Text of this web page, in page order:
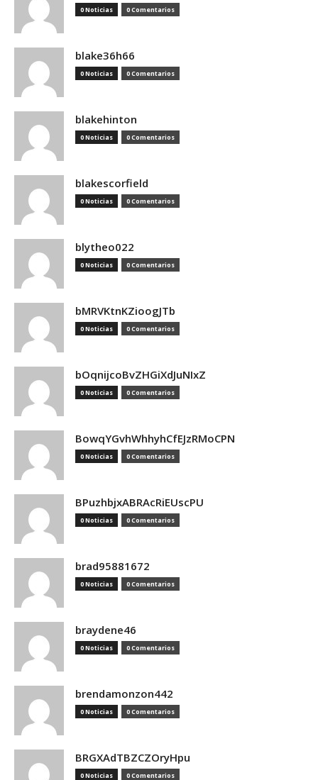
0 Noticias 0 Comentarios
blake36h66
0 Noticias 0 Comentarios
blakehinton
0 Noticias 0 Comentarios
blakescorfield
0 Noticias 0 Comentarios
blytheo022
0 Noticias 0 Comentarios
bMRVKtnKZioogJTb
0 Noticias 0 Comentarios
bOqnijcoBvZHGiXdJuNIxZ
0 Noticias 0 Comentarios
BowqYGvhWhhyhCfEJzRMoCPN
0 Noticias 0 Comentarios
BPuzhbjxABRAcRiEUscPU
0 Noticias 0 Comentarios
brad95881672
0 Noticias 0 Comentarios
braydene46
0 Noticias 0 Comentarios
brendamonzon442
0 Noticias 0 Comentarios
BRGXAdTBZCZOryHpu
0 Noticias 0 Comentarios